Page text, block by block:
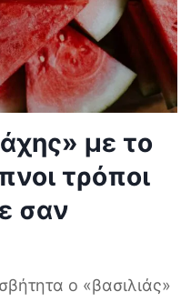
με το
τρόποι
σαν
ο «βασιλιάς»